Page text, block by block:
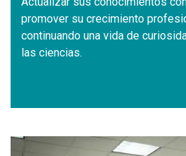
promover su crecimiento
continuando una vida de
las ciencias.